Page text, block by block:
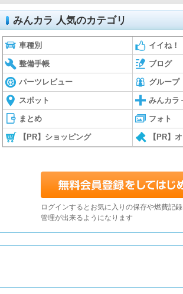
みんカラ 人気のカテゴリ
車種別 イイね！
整備手帳 ブログ
パーツレビュー グループ
スポット みんカラ
まとめ フォト
【PR】ショッピング 【PR】
ログインするとお気に入りの保存や燃費記
管理が出来るようになります